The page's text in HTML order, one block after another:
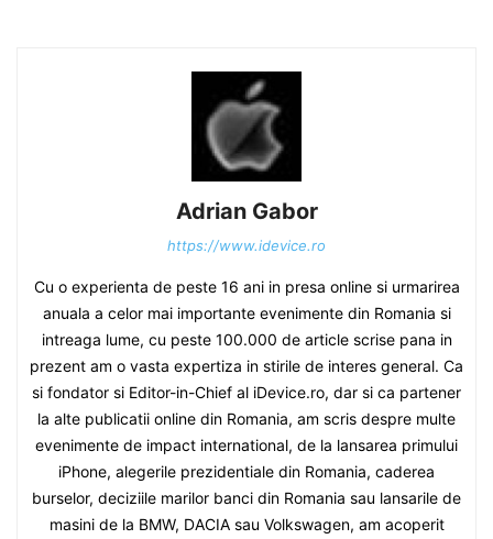
Adrian Gabor
https://www.idevice.ro
Cu o experienta de peste 16 ani in presa online si urmarirea
anuala a celor mai importante evenimente din Romania si
intreaga lume, cu peste 100.000 de article scrise pana in
prezent am o vasta expertiza in stirile de interes general. Ca
si fondator si Editor-in-Chief al iDevice.ro, dar si ca partener
la alte publicatii online din Romania, am scris despre multe
evenimente de impact international, de la lansarea primului
iPhone, alegerile prezidentiale din Romania, caderea
burselor, deciziile marilor banci din Romania sau lansarile de
masini de la BMW, DACIA sau Volkswagen, am acoperit